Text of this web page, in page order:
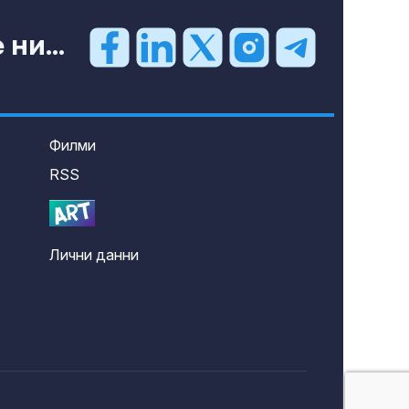
ни...
Филми
RSS
Лични данни